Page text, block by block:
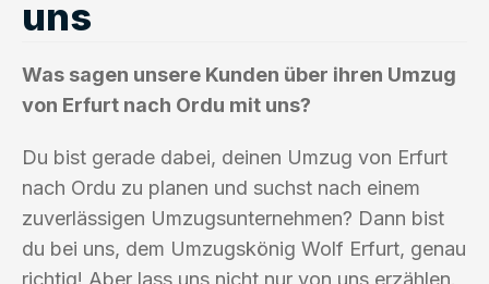
uns
Was sagen unsere Kunden über ihren Umzug
von Erfurt nach Ordu mit uns?
Du bist gerade dabei, deinen Umzug von Erfurt
nach Ordu zu planen und suchst nach einem
zuverlässigen Umzugsunternehmen? Dann bist
du bei uns, dem Umzugskönig Wolf Erfurt, genau
richtig! Aber lass uns nicht nur von uns erzählen.